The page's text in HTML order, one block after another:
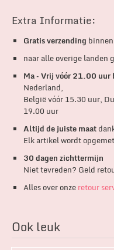
Extra Informatie:
Gratis verzending
naar alle overige landen
Ma – Vrij vóór 21.00 uur
Nederland,
België vóór 15.30 uur,
19.00 uur
Altijd de juiste maat
Elk artikel wordt
30 dagen zichttermijn
Niet tevreden? Geld
Alles over onzeretour
Ook leuk